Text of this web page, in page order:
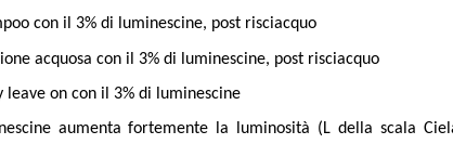
con il 3% di luminescine, post risciacquo
acquosa con il 3% di luminescine, post risciacquo
leave on con il 3% di luminescine
aumenta fortemente la luminosità (L della scala